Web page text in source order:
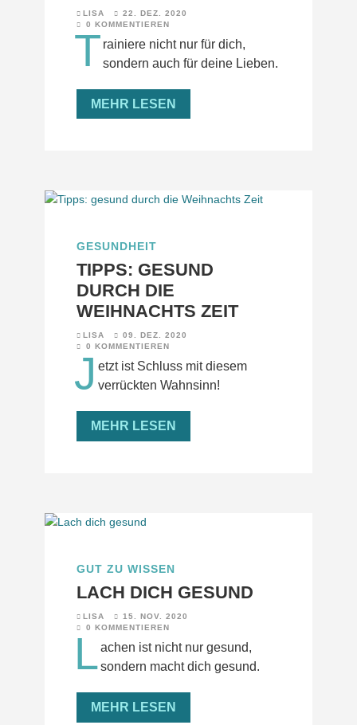
LISA
22. DEZ. 2020
0 KOMMENTIEREN
T rainiere nicht nur für dich,
sondern auch für deine Lieben.
MEHR LESEN
GESUNDHEIT
TIPPS: GESUND
DURCH DIE
WEIHNACHTS ZEIT
LISA
09. DEZ. 2020
0 KOMMENTIEREN
J etzt ist Schluss mit diesem
verrückten Wahnsinn!
MEHR LESEN
GUT ZU WISSEN
LACH DICH GESUND
LISA
15. NOV. 2020
0 KOMMENTIEREN
L achen ist nicht nur gesund,
sondern macht dich gesund.
MEHR LESEN